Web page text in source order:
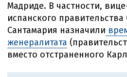
Мадриде. В частности,
испанского
Сантамария назначили
женералитата
вместо отстраненного